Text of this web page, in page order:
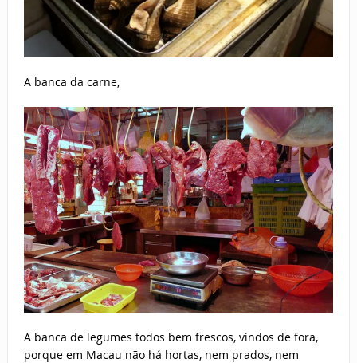
A banca da carne,
A banca de legumes todos bem frescos, vindos de fora,
porque em Macau não há hortas, nem prados, nem